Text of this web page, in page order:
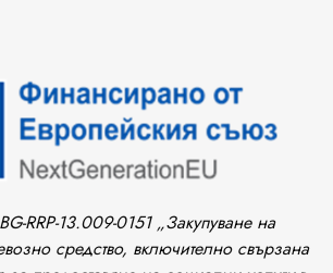
RRP-13.009-0151 „Закупуване на
средство, включително свързана